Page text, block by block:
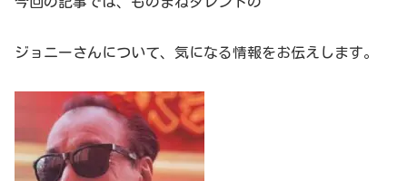
ジョニーさんについて、気になる情報をお伝えします。